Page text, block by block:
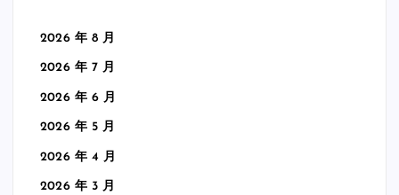
2026 年 8 月
2026 年 7 月
2026 年 6 月
2026 年 5 月
2026 年 4 月
2026 年 3 月